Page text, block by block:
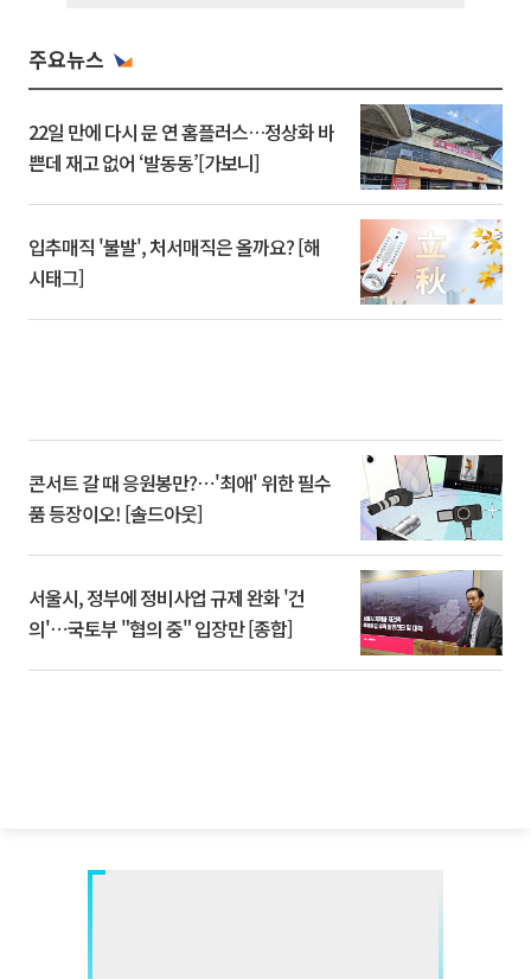
주요뉴스
22일 만에 다시 문 연 홈플러스…정상화 바
쁜데 재고 없어 ‘발동동’[가보니]
입추매직 '불발', 처서매직은 올까요? [해
시태그]
콘서트 갈 때 응원봉만?⋯'최애' 위한 필수
품 등장이오! [솔드아웃]
서울시, 정부에 정비사업 규제 완화 '건
의'⋯국토부 "협의 중" 입장만 [종합]